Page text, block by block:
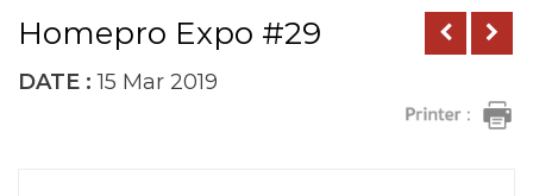
Homepro Expo #29
DATE :15 Mar 2019